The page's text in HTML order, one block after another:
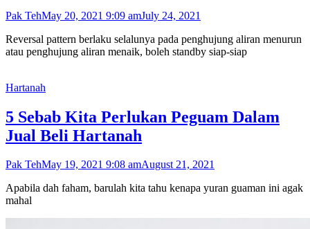
Pak TehMay 20, 2021 9:09 amJuly 24, 2021
Reversal pattern berlaku selalunya pada penghujung aliran menurun
atau penghujung aliran menaik, boleh standby siap-siap
Hartanah
5 Sebab Kita Perlukan Peguam Dalam
Jual Beli Hartanah
Pak TehMay 19, 2021 9:08 amAugust 21, 2021
Apabila dah faham, barulah kita tahu kenapa yuran guaman ini agak
mahal